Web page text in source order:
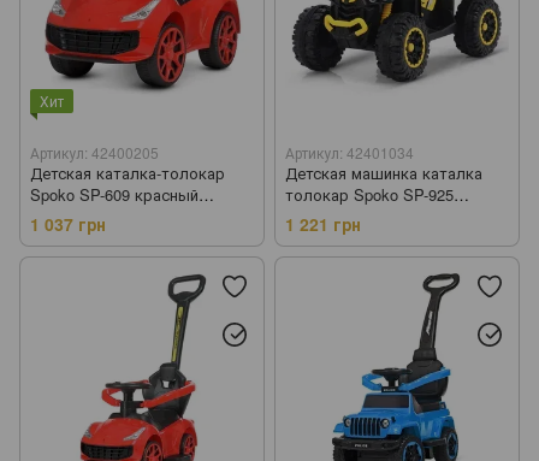
Хит
Артикул: 42400205
Детская каталка-толокар
Spoko SP-609 красный
(42400205)
1 037 грн
Артикул: 42401034
Детская машинка каталка
толокар Spoko SP-925
желтый (42401034)
1 221 грн